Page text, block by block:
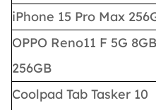
iPhone 15 Pro Max
OPPO Reno11 F 5G
256GB
Coolpad Tab Tasker 10